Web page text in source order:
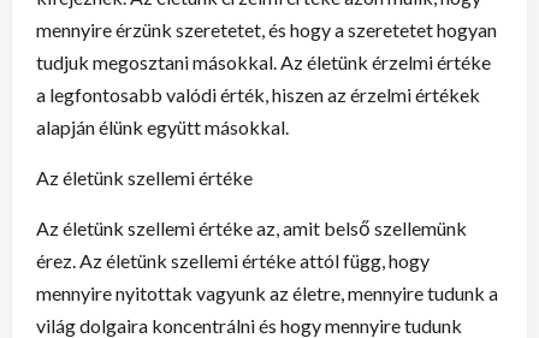
mennyire érzünk szeretetet, és hogy a szeretetet hogyan
tudjuk megosztani másokkal. Az életünk érzelmi értéke
a legfontosabb valódi érték, hiszen az érzelmi értékek
alapján élünk együtt másokkal.
Az életünk szellemi értéke
Az életünk szellemi értéke az, amit belső szellemünk
érez. Az életünk szellemi értéke attól függ, hogy
mennyire nyitottak vagyunk az életre, mennyire tudunk a
világ dolgaira koncentrálni és hogy mennyire tudunk